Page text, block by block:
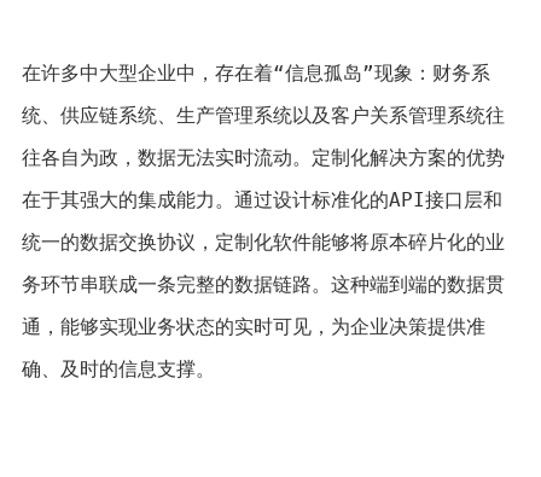
在许多中大型企业中，存在着“信息孤岛”现象：财务系
统、供应链系统、生产管理系统以及客户关系管理系统往
往各自为政，数据无法实时流动。定制化解决方案的优势
在于其强大的集成能力。通过设计标准化的API接口层和
统一的数据交换协议，定制化软件能够将原本碎片化的业
务环节串联成一条完整的数据链路。这种端到端的数据贯
通，能够实现业务状态的实时可见，为企业决策提供准
确、及时的信息支撑。